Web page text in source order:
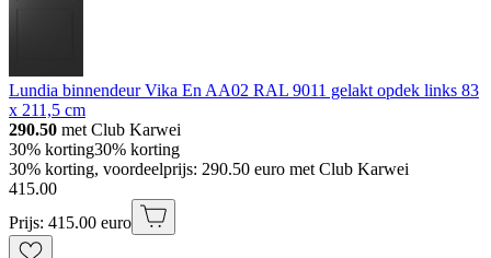
Lundia binnendeur Vika En AA02 RAL 9011 gelakt opdek links 83
x 211,5 cm
290.50 met Club Karwei
30% korting30% korting
30% korting, voordeelprijs: 290.50 euro met Club Karwei
415.00
Prijs: 415.00 euro